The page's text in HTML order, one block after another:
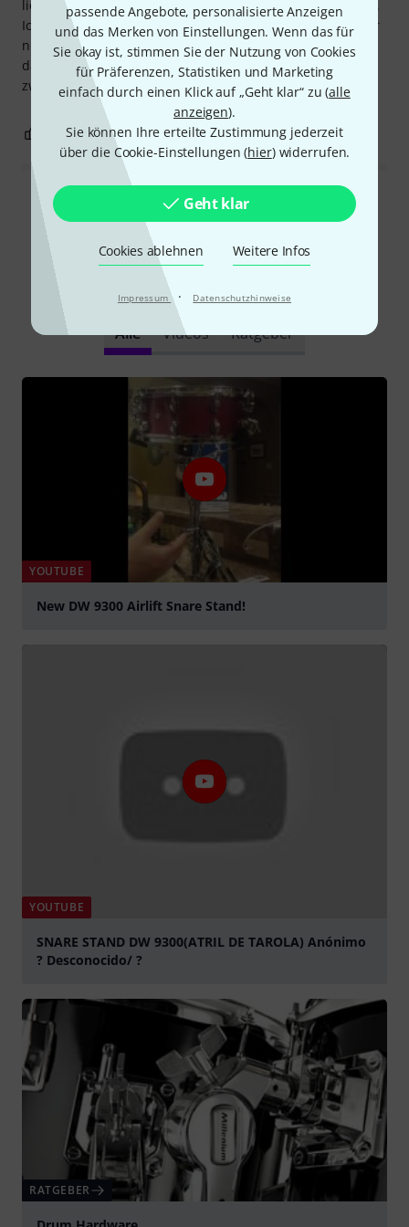
passende Angebote, personalisierte Anzeigen
und das Merken von Einstellungen. Wenn das für
Sie okay ist, stimmen Sie der Nutzung von Cookies
für Präferenzen, Statistiken und Marketing
einfach durch einen Klick auf „Geht klar“ zu (alle
anzeigen).
Sie können Ihre erteilte Zustimmung jederzeit
über die Cookie-Einstellungen (hier) widerrufen.
Geht klar
Cookies ablehnen Weitere Infos
Impressum · Datenschutzhinweise
lieber vor mir (liegend) spiele als darauf sitzend (Rücken...).
Ich habe mein erstes seit über 15 Jahren, und es tut immer
noch ohne Probleme seine Arbeit. Vor kurzem habe ich es
dann hier gefunden und gleich nochmal gekauft, für einen
zweiten Setup. Super Teil, uneingeschränkte Empfehlung!
0 BEWERTUNG MELDEN
Alle Bewertungen lesen
Schon gewusst?
Alle Videos Ratgeber
YOUTUBE
New DW 9300 Airlift Snare Stand!
YOUTUBE
SNARE STAND DW 9300(ATRIL DE TAROLA) Anónimo
? Desconocido/ ?
RATGEBER